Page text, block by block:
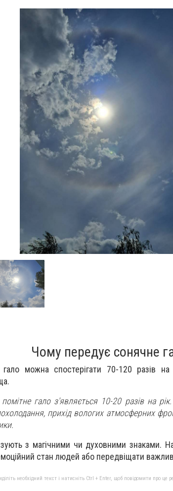
Чому передує сонячне
гало можна спостерігати 70-120 разів
гало з'являється 10-20 разів на
прихід вологих атмосферних
з магічними чи духовними знаками.
стан людей або передвіщати
необхідний текст і натисніть Ctrl + Enter, щоб повідомити про це